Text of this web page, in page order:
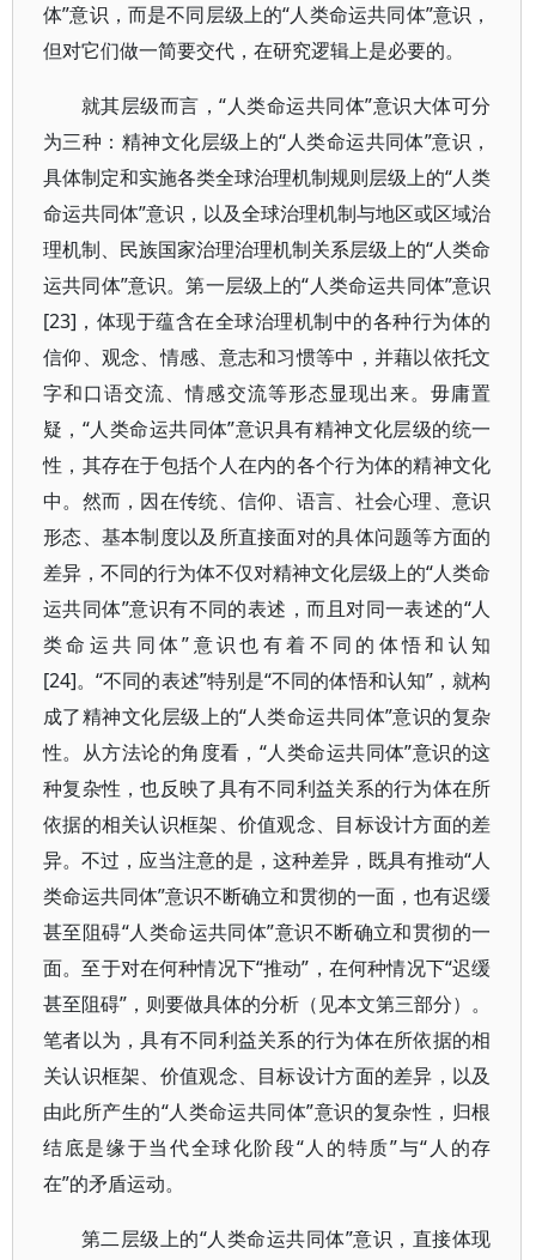
体”意识，而是不同层级上的“人类命运共同体”意识，
但对它们做一简要交代，在研究逻辑上是必要的。
就其层级而言，“人类命运共同体”意识大体可分
为三种：精神文化层级上的“人类命运共同体”意识，
具体制定和实施各类全球治理机制规则层级上的“人类
命运共同体”意识，以及全球治理机制与地区或区域治
理机制、民族国家治理治理机制关系层级上的“人类命
运共同体”意识。第一层级上的“人类命运共同体”意识
[23]，体现于蕴含在全球治理机制中的各种行为体的
信仰、观念、情感、意志和习惯等中，并藉以依托文
字和口语交流、情感交流等形态显现出来。毋庸置
疑，“人类命运共同体”意识具有精神文化层级的统一
性，其存在于包括个人在内的各个行为体的精神文化
中。然而，因在传统、信仰、语言、社会心理、意识
形态、基本制度以及所直接面对的具体问题等方面的
差异，不同的行为体不仅对精神文化层级上的“人类命
运共同体”意识有不同的表述，而且对同一表述的“人
类命运共同体”意识也有着不同的体悟和认知
[24]。“不同的表述”特别是“不同的体悟和认知”，就构
成了精神文化层级上的“人类命运共同体”意识的复杂
性。从方法论的角度看，“人类命运共同体”意识的这
种复杂性，也反映了具有不同利益关系的行为体在所
依据的相关认识框架、价值观念、目标设计方面的差
异。不过，应当注意的是，这种差异，既具有推动“人
类命运共同体”意识不断确立和贯彻的一面，也有迟缓
甚至阻碍“人类命运共同体”意识不断确立和贯彻的一
面。至于对在何种情况下“推动”，在何种情况下“迟缓
甚至阻碍”，则要做具体的分析（见本文第三部分）。
笔者以为，具有不同利益关系的行为体在所依据的相
关认识框架、价值观念、目标设计方面的差异，以及
由此所产生的“人类命运共同体”意识的复杂性，归根
结底是缘于当代全球化阶段“人的特质”与“人的存
在”的矛盾运动。
第二层级上的“人类命运共同体”意识，直接体现